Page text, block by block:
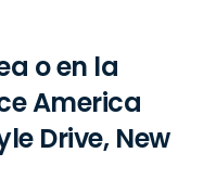
o en la
America
Drive, New